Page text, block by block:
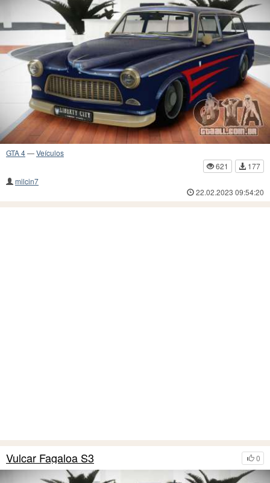
GTA 4—Veículos
621
177
milcin7
22.02.2023 09:54:20
0
Vulcar Fagaloa S3